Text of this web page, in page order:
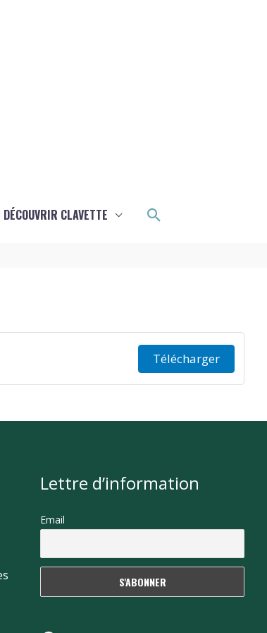
DÉCOUVRIR CLAVETTE Rechercher
Télécharger
Lettre d’information
Email